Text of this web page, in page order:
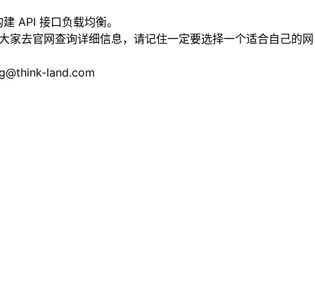
API 接口负载均衡。
去官网查询详细信息，请记住一定要选择一个适合自己的网
land.com